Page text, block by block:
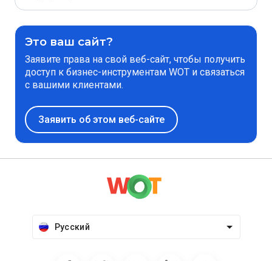
Это ваш сайт?
Заявите права на свой веб-сайт, чтобы получить
доступ к бизнес-инструментам WOT и связаться
с вашими клиентами.
Заявить об этом веб-сайте
Русский